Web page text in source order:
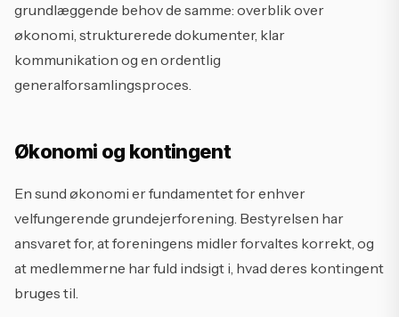
grundlæggende behov de samme: overblik over
økonomi, strukturerede dokumenter, klar
kommunikation og en ordentlig
generalforsamlingsproces.
Økonomi og kontingent
En sund økonomi er fundamentet for enhver
velfungerende grundejerforening. Bestyrelsen har
ansvaret for, at foreningens midler forvaltes korrekt, og
at medlemmerne har fuld indsigt i, hvad deres kontingent
bruges til.